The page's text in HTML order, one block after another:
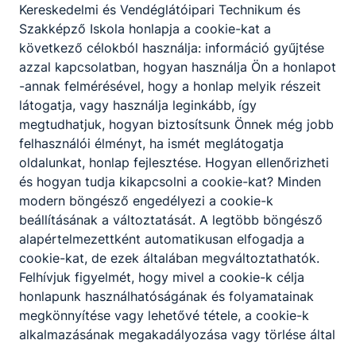
Kereskedelmi és Vendéglátóipari Technikum és
Szakképző Iskola honlapja a cookie-kat a
következő célokból használja: információ gyűjtése
azzal kapcsolatban, hogyan használja Ön a honlapot
-annak felmérésével, hogy a honlap melyik részeit
látogatja, vagy használja leginkább, így
megtudhatjuk, hogyan biztosítsunk Önnek még jobb
felhasználói élményt, ha ismét meglátogatja
oldalunkat, honlap fejlesztése. Hogyan ellenőrizheti
és hogyan tudja kikapcsolni a cookie-kat? Minden
modern böngésző engedélyezi a cookie-k
beállításának a változtatását. A legtöbb böngésző
alapértelmezettként automatikusan elfogadja a
cookie-kat, de ezek általában megváltoztathatók.
Felhívjuk figyelmét, hogy mivel a cookie-k célja
honlapunk használhatóságának és folyamatainak
megkönnyítése vagy lehetővé tétele, a cookie-k
alkalmazásának megakadályozása vagy törlése által